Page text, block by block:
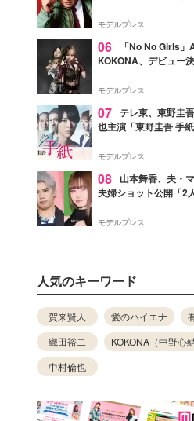
徴する“謎のキーワード
モデルプレス
06
「No No Girls」
KOKONA、デビュー
リリースへ
モデルプレス
07 テレ東、東野圭
也主演「東野圭吾 手
モデルプレス
08
山本舞香、夫・
夫婦ショット公開「2
モデルプレス
人気のキーワード
賀来賢人 愛のハイエナ
織田裕二
KOKONA（中野心結
中村倫也